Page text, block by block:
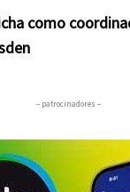
como
– patrocinadores –